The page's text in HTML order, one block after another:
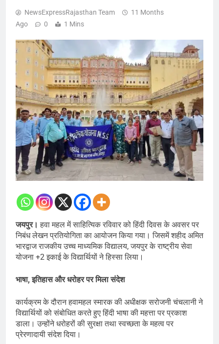
NewsExpressRajasthan Team
11 Months
Ago
0 1 Mins
जयपुर। हवा महल में साहित्यिक रविवार को हिंदी दिवस के अवसर पर
निबंध लेखन प्रतियोगिता का आयोजन किया गया। जिसमें शहीद अमित
भारद्वाज राजकीय उच्च माध्यमिक विद्यालय, जयपुर के राष्ट्रीय सेवा
योजना +2 इकाई के विद्यार्थियों ने हिस्सा लिया।
भाषा, इतिहास और धरोहर पर मिला संदेश
कार्यक्रम के दौरान हवामहल स्मारक की अधीक्षक सरोजनी चंचलानी ने
विद्यार्थियों को संबोधित करते हुए हिंदी भाषा की महत्ता पर प्रकाश
डाला। उन्होंने धरोहरों की सुरक्षा तथा स्वच्छता के महत्व पर
प्रेरणादायी संदेश दिया।